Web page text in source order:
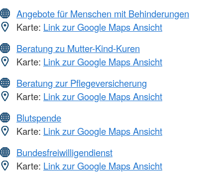
Angebote für Menschen mit Behinderungen
Karte: Link zur Google Maps Ansicht
Beratung zu Mutter-Kind-Kuren
Karte: Link zur Google Maps Ansicht
Beratung zur Pflegeversicherung
Karte: Link zur Google Maps Ansicht
Blutspende
Karte: Link zur Google Maps Ansicht
Bundesfreiwilligendienst
Karte: Link zur Google Maps Ansicht